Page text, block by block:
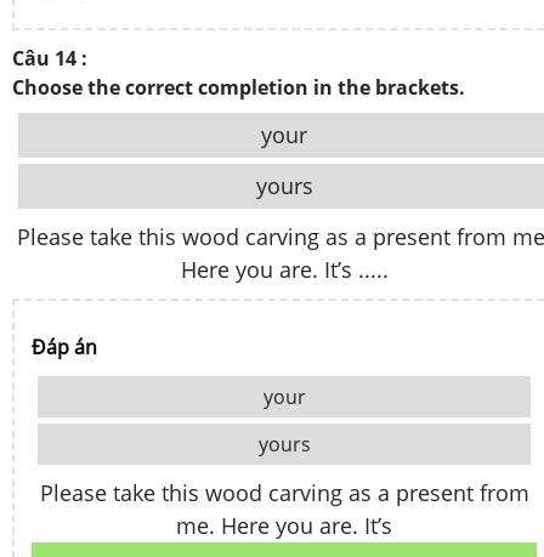
Câu 14 :
Choose the correct completion in the brackets.
your
yours
Please take this wood carving as a present from
Here you are. It’s .....
Đáp án
your
yours
Please take this wood carving as a present from
me. Here you are. It’s